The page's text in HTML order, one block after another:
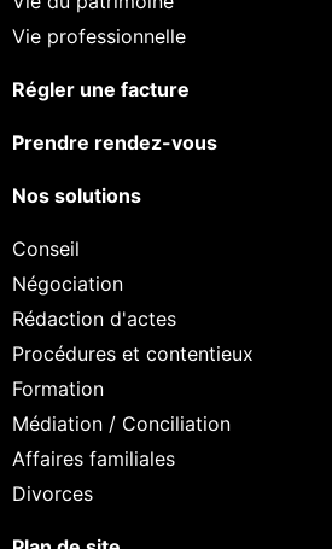
Vie professionnelle
Régler une facture
Prendre rendez-vous
Nos solutions
Conseil
Négociation
Rédaction d'actes
Procédures et contentieux
Formation
Médiation / Conciliation
Affaires familiales
Divorces